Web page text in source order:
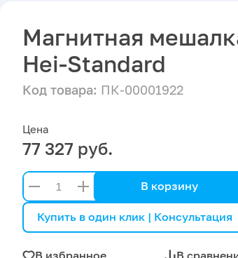
Магнитная
Hei-Standard
Код товара: ПК-00001922
Цена
77 327 руб.
В корзину
Купить в один клик | Консультация